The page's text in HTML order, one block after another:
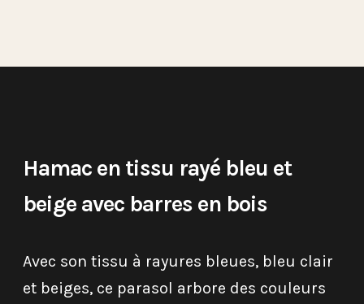
Hamac en tissu rayé bleu et
beige avec barres en bois
Avec son tissu à rayures bleues, bleu clair
et beiges, ce parasol arbore des couleurs